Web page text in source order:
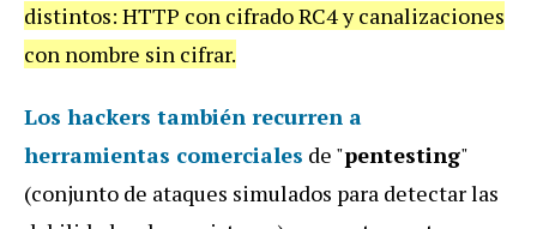
distintos: HTTP con cifrado RC4 y canalizaciones
con nombre sin cifrar.
Los hackers también recurren a
herramientas comerciales de "pentesting"
(conjunto de ataques simulados para detectar las